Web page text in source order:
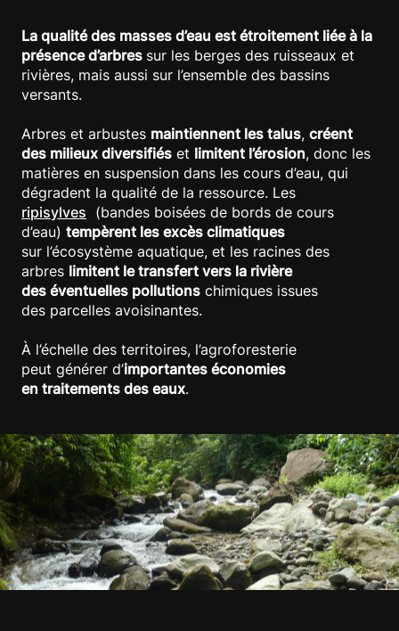
La qualité des masses d’eau est étroitement liée à la
présence d’arbres sur les berges des ruisseaux et
rivières, mais aussi sur l’ensemble des bassins
versants. ​​
Arbres et arbustes maintiennent les talus, créent
des milieux diversifiés et limitent l’érosion, donc les
matières en suspension dans les cours d’eau, qui
dégradent la qualité de la ressource. Les
ripisylves (bandes boisées de bords de cours
d’eau) tempèrent les excès climatiques
sur l’écosystème aquatique, et les racines des
arbres limitent le transfert vers la rivière
des éventuelles pollutions chimiques issues
des parcelles avoisinantes. ​​
À l’échelle des territoires, l’agroforesterie
peut générer d’importantes économies
en traitements des eaux.​